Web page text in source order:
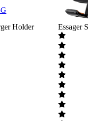
Holder Essager